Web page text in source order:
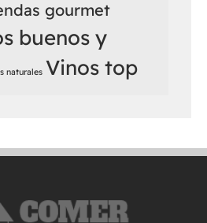
gourmet
buenos y
naturales Vinos top